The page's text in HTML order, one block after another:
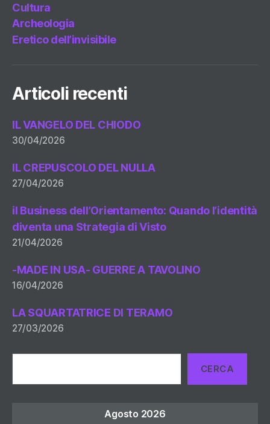
Cultura
Archeologia
Eretico dell’invisibile
Articoli recenti
IL VANGELO DEL CHIODO
30/04/2026
IL CREPUSCOLO DEL NULLA
27/04/2026
il Business dell’Orientamento: Quando l’identità
diventa una Strategia di Visto
21/04/2026
-MADE IN USA- GUERRE A TAVOLINO
16/04/2026
LA SQUARTATRICE DI TERAMO
27/03/2026
CERCA
Agosto 2026